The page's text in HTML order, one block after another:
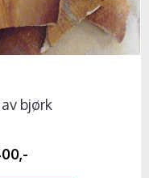
bjørk